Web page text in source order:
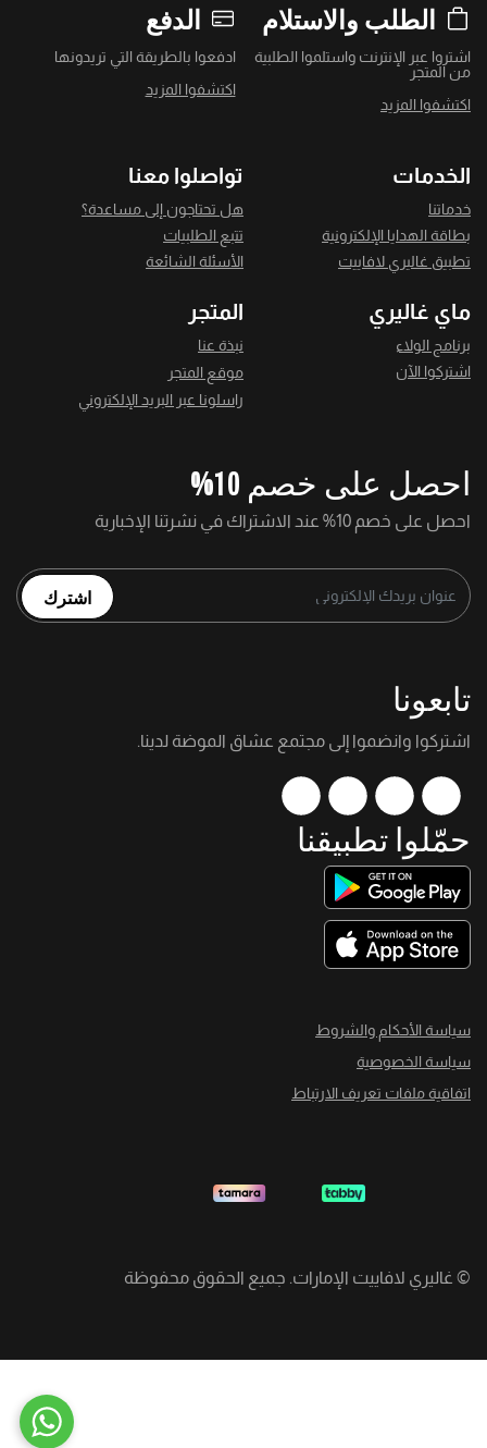
الطلب والاستلام
اشتروا عبر الإنترنت واستلموا الطلبية
من المتجر
اكتشفوا المزيد
الدفع
ادفعوا بالطريقة التي تريدونها
اكتشفوا المزيد
الخدمات
خدماتنا
بطاقة الهدايا الإلكترونية
تطبيق غاليري لافاييت
تواصلوا معنا
هل تحتاجون إلى مساعدة؟
تتبع الطلبيات
الأسئلة الشائعة
ماي غاليري
برنامج الولاء
اشتركوا الآن
المتجر
نبذة عنا
موقع المتجر
راسلونا عبر البريد الإلكتروني
احصل على خصم 10%
احصل على خصم 10% عند الاشتراك في نشرتنا الإخبارية
اشترك
تابعونا
اشتركوا وانضموا إلى مجتمع عشاق الموضة لدينا.
حمّلوا تطبيقنا
سياسة الأحكام والشروط
سياسة الخصوصية
اتفاقية ملفات تعريف الارتباط
© غاليري لافاييت الإمارات. جميع الحقوق محفوظة